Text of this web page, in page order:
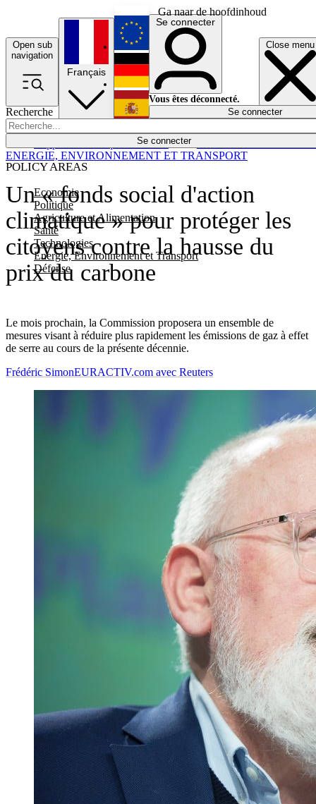
Ga naar de hoofdinhoud
Open sub
navigation
Close menu
Recherche
Se connecter
POLICY AREAS
Economie
Politique
Agriculture et Alimentation
Santé
Technologies
Energie, Environnement et Transport
Défense
Économie
Français
English
Deutsch
Español
Se connecter
Vous êtes déconnecté.
Se connecter
Un « fonds social d'action
climatique » pour protéger les
citoyens contre la hausse du
prix du carbone
Le mois prochain, la Commission proposera un ensemble de
mesures visant à réduire plus rapidement les émissions de gaz à effet
de serre au cours de la présente décennie.
ENERGIE, ENVIRONNEMENT ET TRANSPORT
Frédéric SimonEURACTIV.com avec Reuters